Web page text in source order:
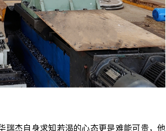
瑞杰自身求知若渴的心态更是难能可贵，他